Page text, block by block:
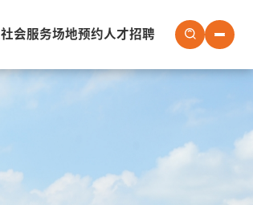
社会服务场地预约人才招聘